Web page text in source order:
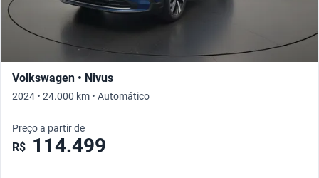
Volkswagen • Nivus
2024 • 24.000 km • Automático
Preço a partir de
R$ 114.499